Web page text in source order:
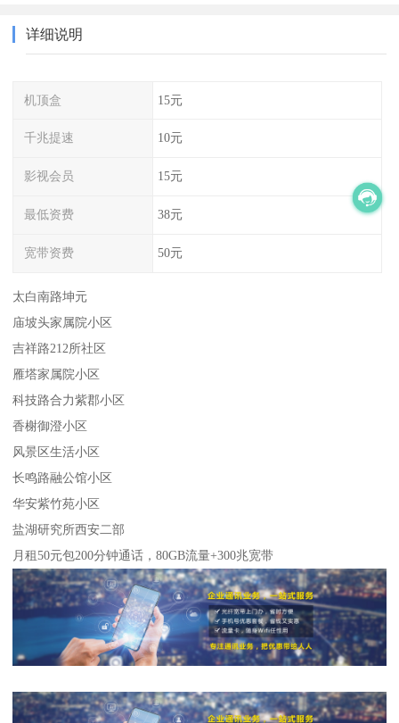
详细说明
机顶盒 15元
千兆提速 10元
影视会员 15元
最低资费 38元
宽带资费 50元
太白南路坤元
庙坡头家属院小区
吉祥路212所社区
雁塔家属院小区
科技路合力紫郡小区
香榭御澄小区
风景区生活小区
长鸣路融公馆小区
华安紫竹苑小区
盐湖研究所西安二部
月租50元包200分钟通话，80GB流量+300兆宽带